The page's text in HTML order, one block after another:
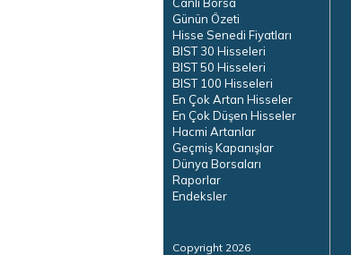
Günün Özeti
Hisse Senedi Fiyatları
BIST 30 Hisseleri
BIST 50 Hisseleri
BIST 100 Hisseleri
En Çok Artan Hisseler
En Çok Düşen Hisseler
Hacmi Artanlar
Geçmiş Kapanışlar
Dünya Borsaları
Raporlar
Endeksler
Copyright 2026